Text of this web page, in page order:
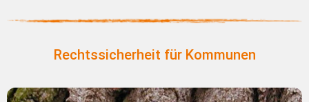
Rechtssicherheit für Kommunen